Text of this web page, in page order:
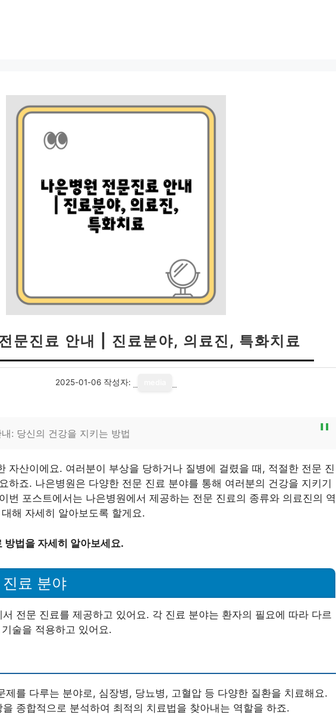
문진료 안내 | 진료분야, 의료진, 특화치료
2025-01-06 작성자:
: 당신의 건강을 지키는 방법
자산이에요. 여러분이 부상을 당하거나 질병에 걸렸을 때, 적절한 전문 진
하죠. 나은병원은 다양한 전문 진료 분야를 통해 여러분의 건강을 지키기
번 포스트에서는 나은병원에서 제공하는 전문 진료의 종류와 의료진의 역
해 자세히 알아보도록 할게요.
방법을 자세히 알아보세요.
료 분야
전문 진료를 제공하고 있어요. 각 진료 분야는 환자의 필요에 따라 다르
술을 적용하고 있어요.
제를 다루는 분야로, 심장병, 당뇨병, 고혈압 등 다양한 질환을 치료해요.
종합적으로 분석하여 최적의 치료법을 찾아내는 역할을 하죠.